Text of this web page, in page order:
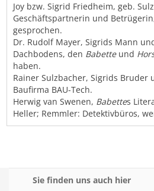
Joy bzw. Sigrid Friedheim, geb.
Geschäftspartnerin und
gesprochen.
Dr. Rudolf Mayer, Sigrids Mann
Dachbodens, den Babetteund
haben.
Rainer Sulzbacher, Sigrids Bruder
Baufirma BAU-Tech.
Herwig van Swenen, Babettes
Heller; Remmler: Detektivbüros,
Sie finden uns auch hier